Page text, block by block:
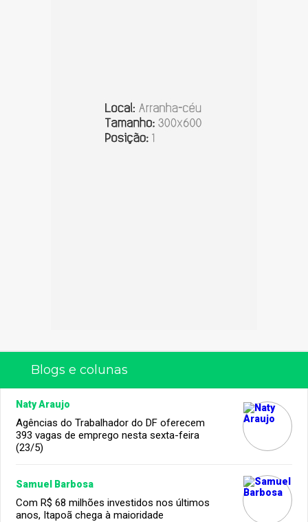
Blogs e colunas
Naty Araujo
Agências do Trabalhador do DF oferecem
393 vagas de emprego nesta sexta-feira
(23/5)
Samuel Barbosa
Com R$ 68 milhões investidos nos últimos
anos, Itapoã chega à maioridade